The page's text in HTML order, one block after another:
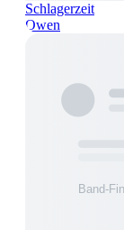
Schlagerzeit
Owen